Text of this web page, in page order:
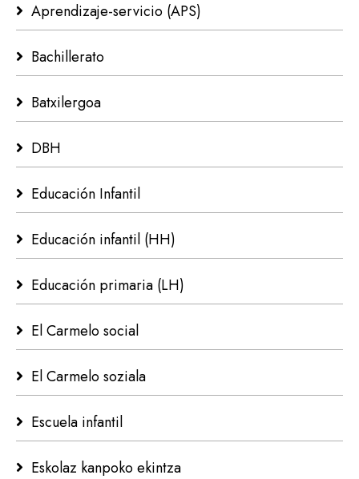
Aprendizaje-servicio (APS)
Bachillerato
Batxilergoa
DBH
Educación Infantil
Educación infantil (HH)
Educación primaria (LH)
El Carmelo social
El Carmelo soziala
Escuela infantil
Eskolaz kanpoko ekintza